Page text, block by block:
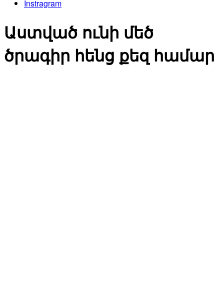
Instragram
Աստված ունի մեծ
ծրագիր հենց քեզ համար